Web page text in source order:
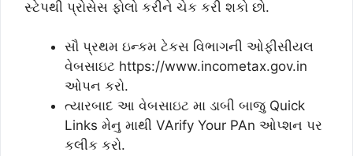
સ્ટેપથી પ્રોસેસ ફોલો કરીને ચેક કરી શકો છો.
સૌ પ્રથમ ઇન્કમ ટેકસ વિભાગની ઓફીસીયલ
વેબસાઇટ https://www.incometax.gov.in
ઓપન કરો.
ત્યારબાદ આ વેબસાઇટ મા ડાબી બાજુ Quick
Links મેનુ માથી VArify Your PAn ઓપ્શન પર
કલીક કરો.